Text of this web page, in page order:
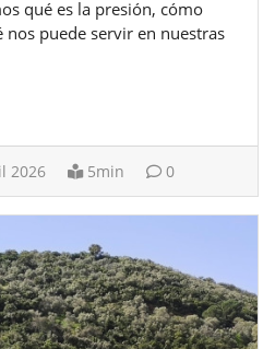
qué es la presión, cómo
puede servir en nuestras
2026 5min 0